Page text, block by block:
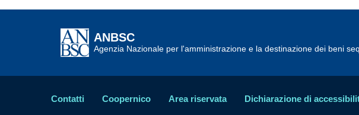
ANBSC
Agenzia Nazionale per l'amministrazione e la destinazione dei beni
Contatti Coopernico Area riservata Dichiarazione di